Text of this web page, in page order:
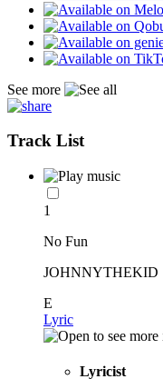
See more
Track List
1
No Fun
JOHNNYTHEKID
E
Lyric
Lyricist